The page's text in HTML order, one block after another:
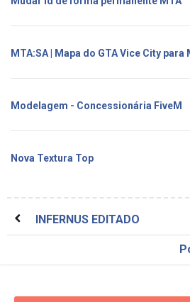
MTA:SA | Mapa do GTA Vice City para
Modelagem - Concessionária FiveM
Nova Textura Top
INFERNUS EDITADO